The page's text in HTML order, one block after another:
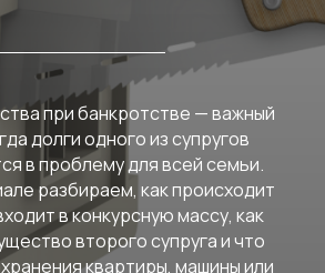
при банкротстве — важный
долги одного из супругов
в проблему для всей семьи.
разбираем, как происходит
в конкурсную массу, как
второго супруга и что
квартиры, машины или